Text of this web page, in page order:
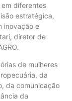
diferentes
estratégica,
inovação e
diretor de
de mulheres
da
da comunicação
da